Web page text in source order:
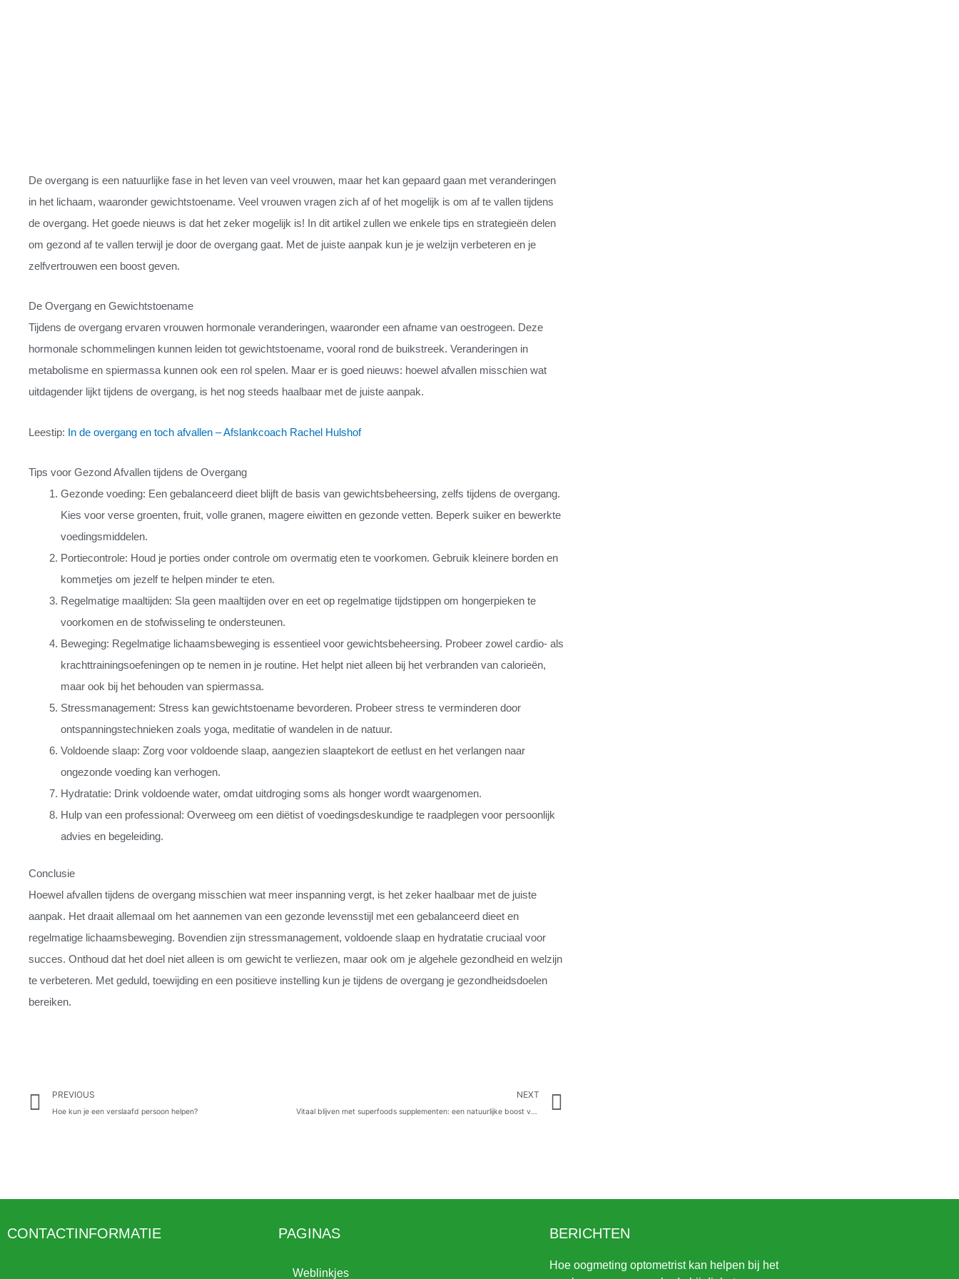
De overgang is een natuurlijke fase in het leven van veel vrouwen, maar het kan gepaard gaan met veranderingen
in het lichaam, waaronder gewichtstoename. Veel vrouwen vragen zich af of het mogelijk is om af te vallen tijdens
de overgang. Het goede nieuws is dat het zeker mogelijk is! In dit artikel zullen we enkele tips en strategieën delen
om gezond af te vallen terwijl je door de overgang gaat. Met de juiste aanpak kun je je welzijn verbeteren en je
zelfvertrouwen een boost geven.
De Overgang en Gewichtstoename
Tijdens de overgang ervaren vrouwen hormonale veranderingen, waaronder een afname van oestrogeen. Deze
hormonale schommelingen kunnen leiden tot gewichtstoename, vooral rond de buikstreek. Veranderingen in
metabolisme en spiermassa kunnen ook een rol spelen. Maar er is goed nieuws: hoewel afvallen misschien wat
uitdagender lijkt tijdens de overgang, is het nog steeds haalbaar met de juiste aanpak.
Leestip: In de overgang en toch afvallen – Afslankcoach Rachel Hulshof
Tips voor Gezond Afvallen tijdens de Overgang
Gezonde voeding: Een gebalanceerd dieet blijft de basis van gewichtsbeheersing, zelfs tijdens de overgang.
Kies voor verse groenten, fruit, volle granen, magere eiwitten en gezonde vetten. Beperk suiker en bewerkte
voedingsmiddelen.
Portiecontrole: Houd je porties onder controle om overmatig eten te voorkomen. Gebruik kleinere borden en
kommetjes om jezelf te helpen minder te eten.
Regelmatige maaltijden: Sla geen maaltijden over en eet op regelmatige tijdstippen om hongerpieken te
voorkomen en de stofwisseling te ondersteunen.
Beweging: Regelmatige lichaamsbeweging is essentieel voor gewichtsbeheersing. Probeer zowel cardio- als
krachttrainingsoefeningen op te nemen in je routine. Het helpt niet alleen bij het verbranden van calorieën,
maar ook bij het behouden van spiermassa.
Stressmanagement: Stress kan gewichtstoename bevorderen. Probeer stress te verminderen door
ontspanningstechnieken zoals yoga, meditatie of wandelen in de natuur.
Voldoende slaap: Zorg voor voldoende slaap, aangezien slaaptekort de eetlust en het verlangen naar
ongezonde voeding kan verhogen.
Hydratatie: Drink voldoende water, omdat uitdroging soms als honger wordt waargenomen.
Hulp van een professional: Overweeg om een diëtist of voedingsdeskundige te raadplegen voor persoonlijk
advies en begeleiding.
Conclusie
Hoewel afvallen tijdens de overgang misschien wat meer inspanning vergt, is het zeker haalbaar met de juiste
aanpak. Het draait allemaal om het aannemen van een gezonde levensstijl met een gebalanceerd dieet en
regelmatige lichaamsbeweging. Bovendien zijn stressmanagement, voldoende slaap en hydratatie cruciaal voor
succes. Onthoud dat het doel niet alleen is om gewicht te verliezen, maar ook om je algehele gezondheid en welzijn
te verbeteren. Met geduld, toewijding en een positieve instelling kun je tijdens de overgang je gezondheidsdoelen
bereiken.
Prev
PREVIOUS
Hoe kun je een verslaafd persoon helpen?
NEXT
Vitaal blijven met superfoods supplementen: een natuurlijke boost voor je gezondheid
CONTACTINFORMATIE PAGINAS
Weblinkjes
BERICHTEN
Hoe oogmeting optometrist kan helpen bij het